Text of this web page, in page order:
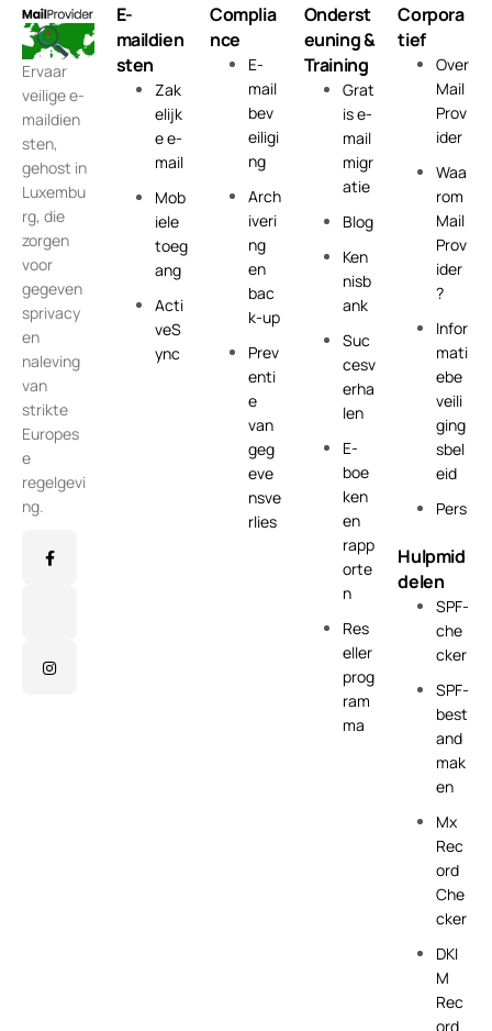
Ervaar
veilige e-
maildien
sten,
gehost in
Luxembu
rg, die
zorgen
voor
gegeven
sprivacy
en
naleving
van
strikte
Europes
e
regelgevi
ng.
E-
maildien
sten
Zak
elijk
e e-
mail
Mob
iele
toeg
ang
Acti
veS
ync
Complia
nce
E-
mail
bev
eiligi
ng
Arch
iveri
ng
en
bac
k-up
Prev
enti
e
van
geg
eve
nsve
rlies
Onderst
euning &
Training
Grat
is e-
mail
migr
atie
Blog
Ken
nisb
ank
Suc
cesv
erha
len
E-
boe
ken
en
rapp
orte
n
Res
eller
prog
ram
ma
Corpora
tief
Over
Mail
Prov
ider
Waa
rom
Mail
Prov
ider
?
Infor
mati
ebe
veili
ging
sbel
eid
Pers
Hulpmid
delen
SPF-
che
cker
SPF-
best
and
mak
en
Mx
Rec
ord
Che
cker
DKI
M
Rec
ord